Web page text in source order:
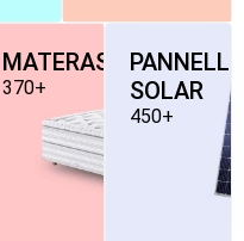
MATERASSI
370+
PANNELLI-
SOLAR
450+